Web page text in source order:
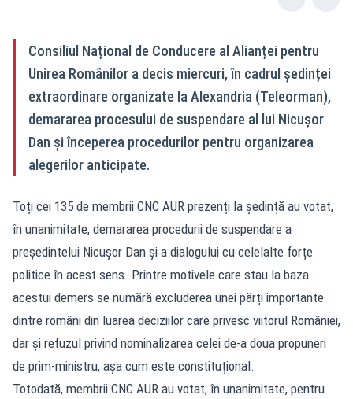
Consiliul Național de Conducere al Alianței pentru
Unirea Românilor a decis miercuri, în cadrul ședinței
extraordinare organizate la Alexandria (Teleorman),
demararea procesului de suspendare al lui Nicușor
Dan și începerea procedurilor pentru organizarea
alegerilor anticipate.
Toți cei 135 de membrii CNC AUR prezenți la ședință au votat,
în unanimitate, demararea procedurii de suspendare a
președintelui Nicușor Dan și a dialogului cu celelalte forțe
politice în acest sens. Printre motivele care stau la baza
acestui demers se numără excluderea unei părți importante
dintre români din luarea deciziilor care privesc viitorul României,
dar și refuzul privind nominalizarea celei de-a doua propuneri
de prim-ministru, așa cum este constituțional.
Totodată, membrii CNC AUR au votat, în unanimitate, pentru